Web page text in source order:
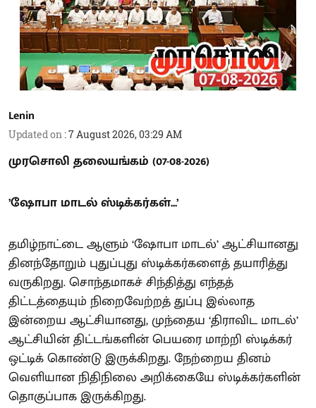
Lenin
Updated on :7 August 2026, 03:29 AM
முரசொலி தலையங்கம் (07-08-2026)
’ஷோபா மாடல் ஸ்டிக்கர்கள்...’
தமிழ்நாட்டை ஆளும் ‘ஷோபா மாடல்’ ஆட்சியானது
தினந்தோறும் புதுப்புது ஸ்டிக்கர்களைத் தயாரித்து
வருகிறது. சொந்தமாகச் சிந்தித்து எந்தத்
திட்டத்தையும் நிறைவேற்றத் துப்பு இல்லாத
இன்றைய ஆட்சியானது, முந்தைய ‘திராவிட மாடல்’
ஆட்சியின் திட்டங்களின் பெயரை மாற்றி ஸ்டிக்கர்
ஒட்டிக் கொண்டு இருக்கிறது. நேற்றைய தினம்
வெளியான நிதிநிலை அறிக்கையே ஸ்டிக்கர்களின்
தொகுப்பாக இருக்கிறது.